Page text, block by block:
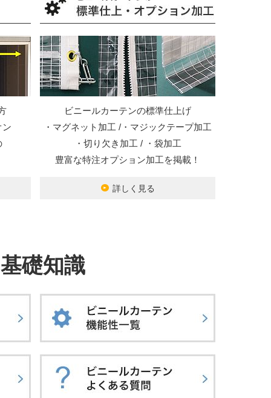
ン
ビニールカーテンの標準仕上げ
・マグネット加工 /・マジックテープ加工
・切り欠き加工 / ・袋加工
豊富な特注オプション加工を掲載！
詳しく見る
基礎知識